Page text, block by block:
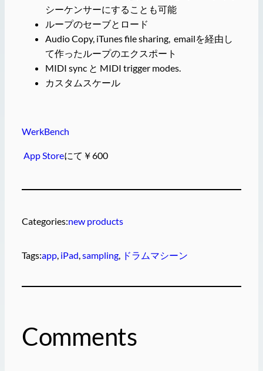
シーケンサーにすることも可能
ループのセーブとロード
Audio Copy, iTunes file sharing, emailを経由し
て作ったループのエクスポート
MIDI sync と MIDI trigger modes.
カスタムスケール
WerkBench
App Storeにて￥600
Categories:new products
Tags:app, iPad sampling, ドラムマシーン
Comments